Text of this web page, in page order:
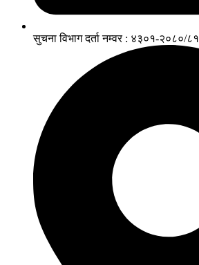
सुचना विभाग दर्ता नम्वर : ४३०१-२०८०/८१